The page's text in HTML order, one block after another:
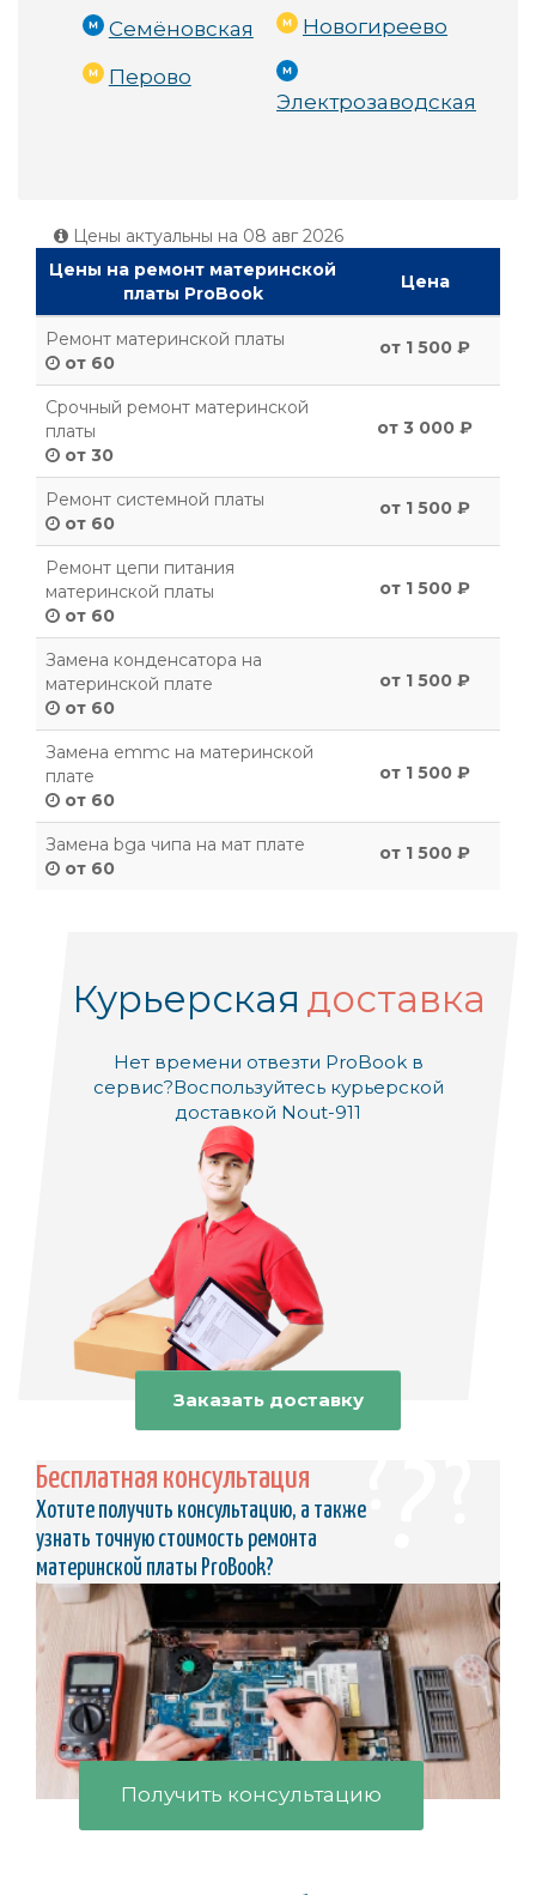
Семёновская
Перово
Новогиреево
Электрозаводская
Цены актуальны на 08 авг 2026
Цены на ремонт материнской
платы ProBook
Цена
Ремонт материнской платы
от 60
от 1 500 ₽
Срочный ремонт материнской
платы
от 30
от 3 000 ₽
Ремонт системной платы
от 60
от 1 500 ₽
Ремонт цепи питания
материнской платы
от 60
от 1 500 ₽
Замена конденсатора на
материнской плате
от 60
от 1 500 ₽
Замена emmc на материнской
плате
от 60
от 1 500 ₽
Замена bga чипа на мат плате
от 60
от 1 500 ₽
Курьерская доставка
Нет времени отвезти ProBook в
сервис?Воспользуйтесь курьерской
доставкой Nout-911
Заказать доставку
Бесплатная консультация
Хотите получить консультацию, а также
узнать точную стоимость ремонта
материнской платы ProBook?
Получить консультацию